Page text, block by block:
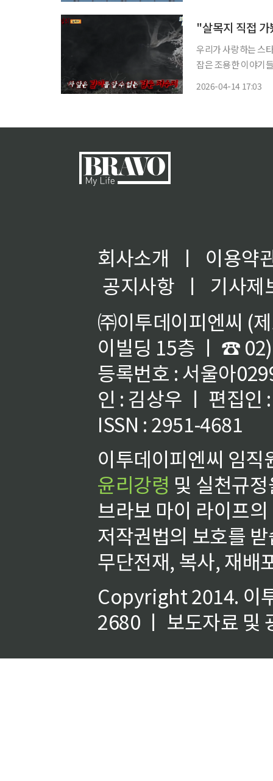
"살목지 직접
우리가 사랑하는 스
잡은 조용한 이야기들. '엔터로그'에
2026-04-14 17:03
회사소개 ㅣ
이용약
공지사항
ㅣ
기사제
㈜이투데이피엔씨 (
이빌딩 15층 ㅣ ☎
등록번호 : 서울아
인 : 김상우 ㅣ 편집인
ISSN : 2951-4681
이투데이피엔씨 임
윤리강령 및 실천규
브라보 마이 라이프
저작권법의 보호를
무단전재, 복사, 재배
Copyright 2014. 이
2680 ㅣ 보도자료